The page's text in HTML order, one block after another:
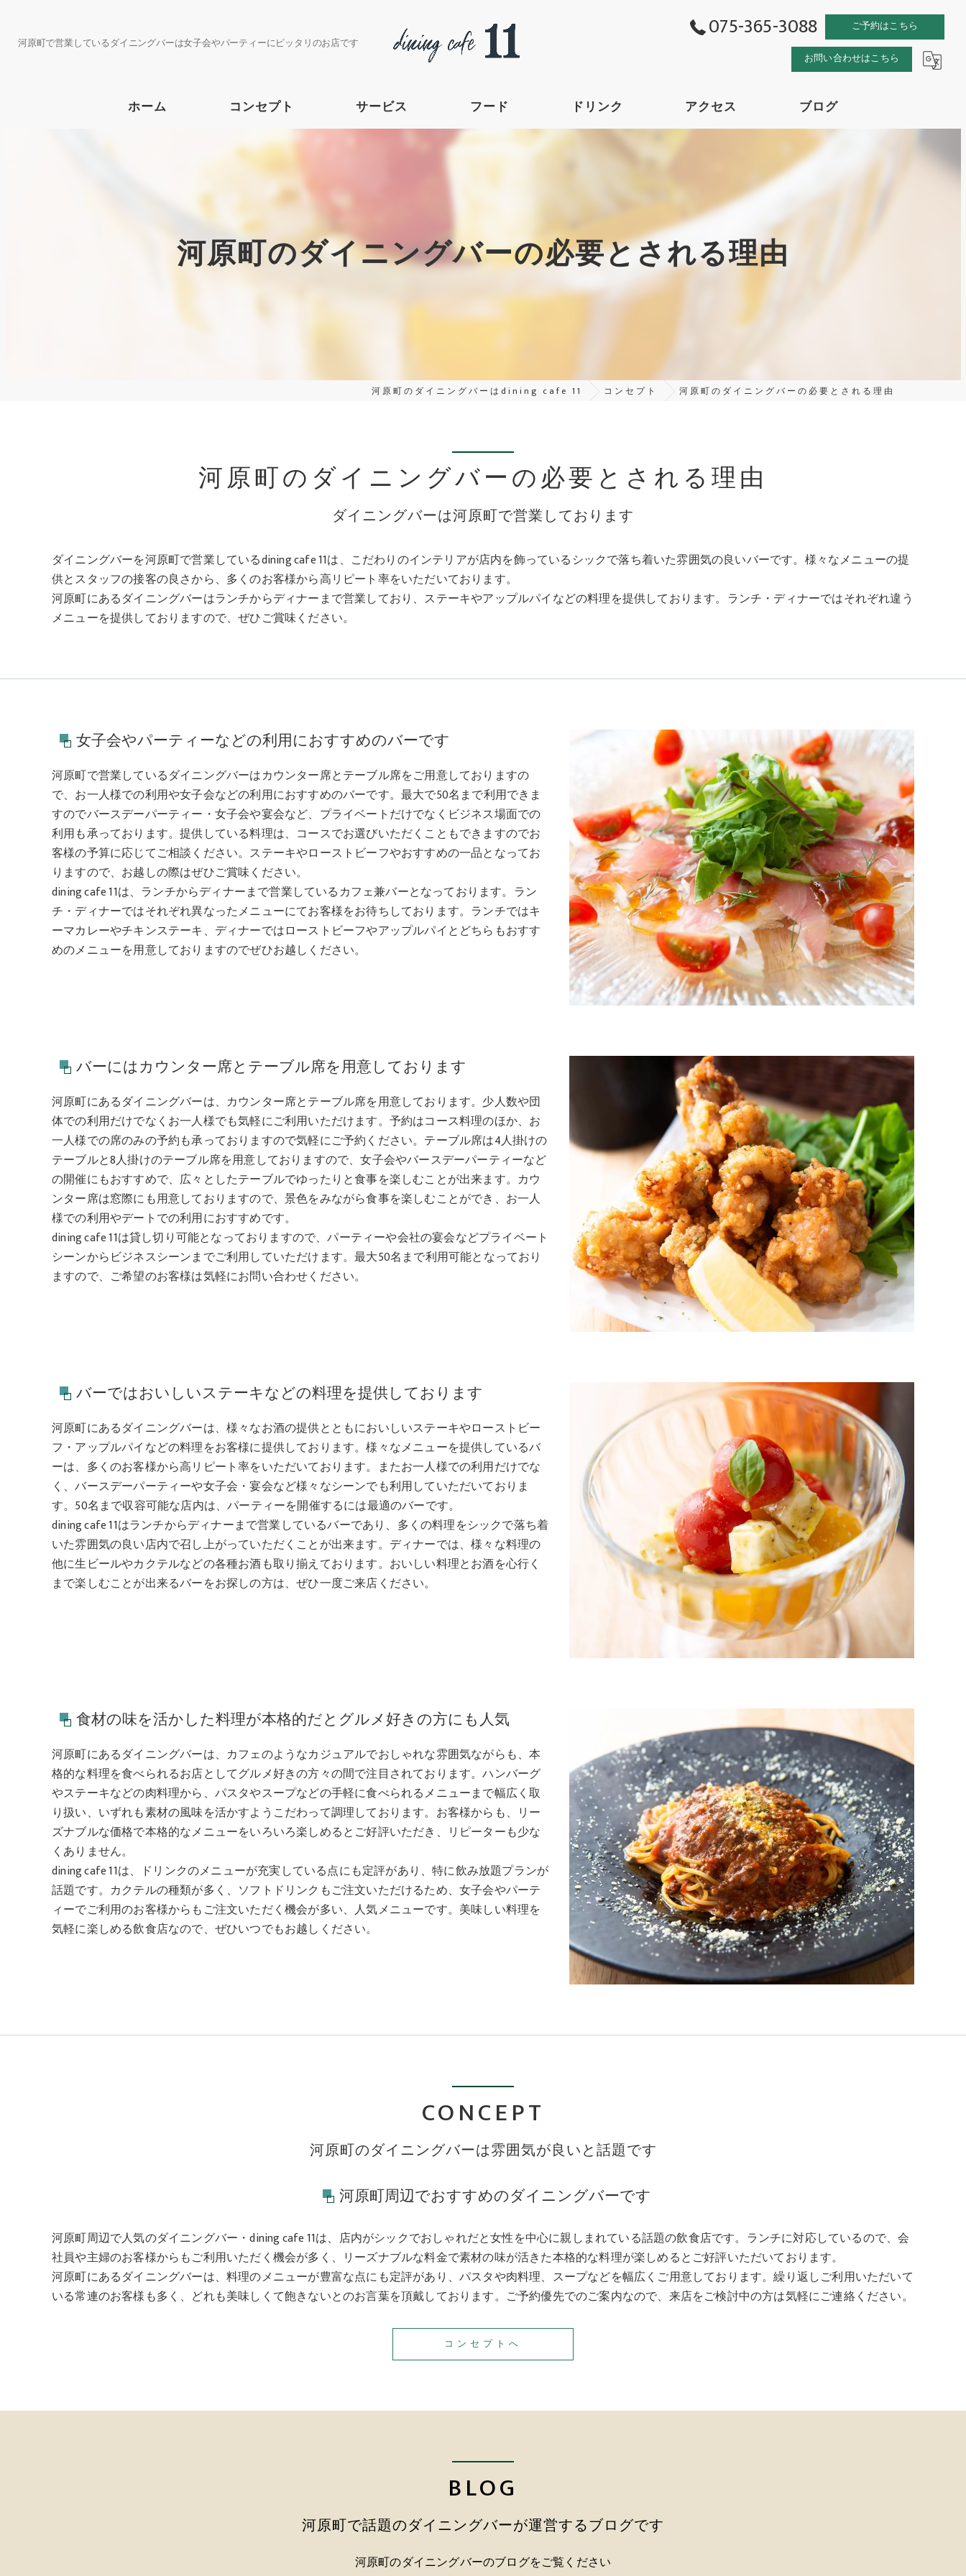
河原町で営業しているダイニングバーは女子会やパーティーにピッタリのお店です
075-365-3088 ご予約はこちら
お問い合わせはこちら
ホーム コンセプト サービス フード ドリンク アクセス ブログ
河原町のダイニングバーの必要とされる理由
河原町のダイニングバーはdining cafe 11 コンセプト 河原町のダイニングバーの必要とされる理由
ダイニングバーは河原町で営業しております
河原町のダイニングバーの必要とされる理由
ダイニングバーを河原町で営業しているdining cafe 11は、こだわりのインテリアが店内を飾っているシックで落ち着いた雰囲気の良いバーです。様々なメニューの提
供とスタッフの接客の良さから、多くのお客様から高リピート率をいただいております。
河原町にあるダイニングバーはランチからディナーまで営業しており、ステーキやアップルパイなどの料理を提供しております。ランチ・ディナーではそれぞれ違う
メニューを提供しておりますので、ぜひご賞味ください。
女子会やパーティーなどの利用におすすめのバーです
河原町で営業しているダイニングバーはカウンター席とテーブル席をご用意しておりますの
で、お一人様での利用や女子会などの利用におすすめのバーです。最大で50名まで利用できま
すのでバースデーパーティー・女子会や宴会など、プライベートだけでなくビジネス場面での
利用も承っております。提供している料理は、コースでお選びいただくこともできますのでお
客様の予算に応じてご相談ください。ステーキやローストビーフやおすすめの一品となってお
りますので、お越しの際はぜひご賞味ください。
dining cafe 11は、ランチからディナーまで営業しているカフェ兼バーとなっております。ラン
チ・ディナーではそれぞれ異なったメニューにてお客様をお待ちしております。ランチではキ
ーマカレーやチキンステーキ、ディナーではローストビーフやアップルパイとどちらもおすす
めのメニューを用意しておりますのでぜひお越しください。
バーにはカウンター席とテーブル席を用意しております
河原町にあるダイニングバーは、カウンター席とテーブル席を用意しております。少人数や団
体での利用だけでなくお一人様でも気軽にご利用いただけます。予約はコース料理のほか、お
一人様での席のみの予約も承っておりますので気軽にご予約ください。テーブル席は4人掛けの
テーブルと8人掛けのテーブル席を用意しておりますので、女子会やバースデーパーティーなど
の開催にもおすすめで、広々としたテーブルでゆったりと食事を楽しむことが出来ます。カウ
ンター席は窓際にも用意しておりますので、景色をみながら食事を楽しむことができ、お一人
様での利用やデートでの利用におすすめです。
dining cafe 11は貸し切り可能となっておりますので、パーティーや会社の宴会などプライベート
シーンからビジネスシーンまでご利用していただけます。最大50名まで利用可能となっており
ますので、ご希望のお客様は気軽にお問い合わせください。
バーではおいしいステーキなどの料理を提供しております
河原町にあるダイニングバーは、様々なお酒の提供とともにおいしいステーキやローストビー
フ・アップルパイなどの料理をお客様に提供しております。様々なメニューを提供しているバ
ーは、多くのお客様から高リピート率をいただいております。またお一人様での利用だけでな
く、バースデーパーティーや女子会・宴会など様々なシーンでも利用していただいておりま
す。50名まで収容可能な店内は、パーティーを開催するには最適のバーです。
dining cafe 11はランチからディナーまで営業しているバーであり、多くの料理をシックで落ち着
いた雰囲気の良い店内で召し上がっていただくことが出来ます。ディナーでは、様々な料理の
他に生ビールやカクテルなどの各種お酒も取り揃えております。おいしい料理とお酒を心行く
まで楽しむことが出来るバーをお探しの方は、ぜひ一度ご来店ください。
食材の味を活かした料理が本格的だとグルメ好きの方にも人気
河原町にあるダイニングバーは、カフェのようなカジュアルでおしゃれな雰囲気ながらも、本
格的な料理を食べられるお店としてグルメ好きの方々の間で注目されております。ハンバーグ
やステーキなどの肉料理から、パスタやスープなどの手軽に食べられるメニューまで幅広く取
り扱い、いずれも素材の風味を活かすようこだわって調理しております。お客様からも、リー
ズナブルな価格で本格的なメニューをいろいろ楽しめるとご好評いただき、リピーターも少な
くありません。
dining cafe 11は、ドリンクのメニューが充実している点にも定評があり、特に飲み放題プランが
話題です。カクテルの種類が多く、ソフトドリンクもご注文いただけるため、女子会やパーテ
ィーでご利用のお客様からもご注文いただく機会が多い、人気メニューです。美味しい料理を
気軽に楽しめる飲食店なので、ぜひいつでもお越しください。
河原町のダイニングバーは雰囲気が良いと話題です
CONCEPT
河原町周辺でおすすめのダイニングバーです
河原町周辺で人気のダイニングバー・dining cafe 11は、店内がシックでおしゃれだと女性を中心に親しまれている話題の飲食店です。ランチに対応しているので、会
社員や主婦のお客様からもご利用いただく機会が多く、リーズナブルな料金で素材の味が活きた本格的な料理が楽しめるとご好評いただいております。
河原町にあるダイニングバーは、料理のメニューが豊富な点にも定評があり、パスタや肉料理、スープなどを幅広くご用意しております。繰り返しご利用いただいて
いる常連のお客様も多く、どれも美味しくて飽きないとのお言葉を頂戴しております。ご予約優先でのご案内なので、来店をご検討中の方は気軽にご連絡ください。
コンセプトへ
河原町で話題のダイニングバーが運営するブログです
BLOG
河原町のダイニングバーのブログをご覧ください